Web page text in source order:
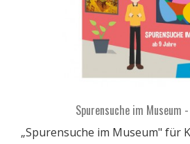
Spurensuche im Museum
„Spurensuche im Museum" für